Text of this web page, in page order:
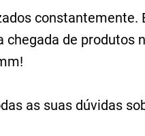
de
as suas dúvidas